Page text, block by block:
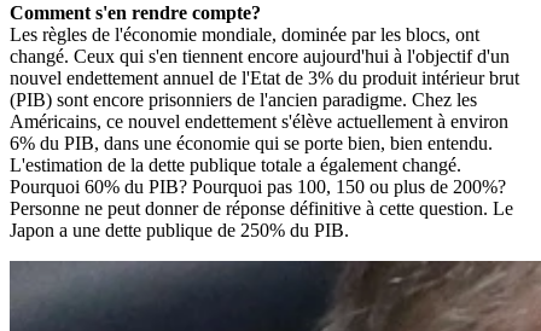
Comment s'en rendre compte?
Les règles de l'économie mondiale, dominée par les blocs, ont
changé. Ceux qui s'en tiennent encore aujourd'hui à l'objectif d'un
nouvel endettement annuel de l'Etat de 3% du produit intérieur brut
(PIB) sont encore prisonniers de l'ancien paradigme. Chez les
Américains, ce nouvel endettement s'élève actuellement à environ
6% du PIB, dans une économie qui se porte bien, bien entendu.
L'estimation de la dette publique totale a également changé.
Pourquoi 60% du PIB? Pourquoi pas 100, 150 ou plus de 200%?
Personne ne peut donner de réponse définitive à cette question. Le
Japon a une dette publique de 250% du PIB.